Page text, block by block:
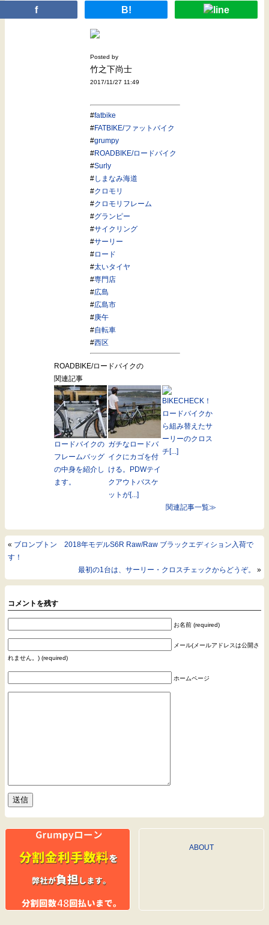
f B!
Posted by
竹之下尚士
2017/11/27 11:49
#fatbike
#FATBIKE/ファットバイク
#grumpy
#ROADBIKE/ロードバイク
#Surly
#しまなみ海道
#クロモリ
#クロモリフレーム
#グランピー
#サイクリング
#サーリー
#ロード
#太いタイヤ
#専門店
#広島
#広島市
#庚午
#自転車
#西区
ROADBIKE/ロードバイクの
関連記事
ロードバイクの
フレームバッグ
の中身を紹介し
ます。
ガチなロードバ
イクにカゴを付
ける。PDWテイ
クアウトバスケ
ットが[...]
BIKECHECK！
ロードバイクか
ら組み替えたサ
ーリーのクロス
チ[...]
関連記事一覧≫
« ブロンプトン 2018年モデルS6R Raw/Raw ブラックエディション入荷で
す！
最初の1台は、サーリー・クロスチェックからどうぞ。
»
コメントを残す
お名前 (required)
メール(メールアドレスは公開さ
れません。) (required)
ホームページ
ABOUT